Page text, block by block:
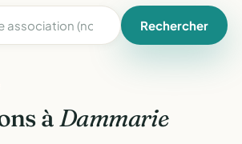
Rechercher
àDammarie